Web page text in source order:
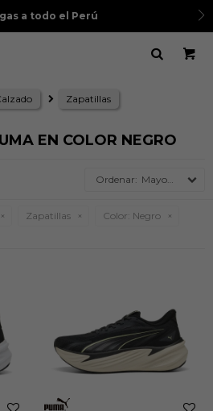
a todo el Perú
Zapatillas
EN COLOR NEGRO
Mayor precio
Zapatillas Color: Negro